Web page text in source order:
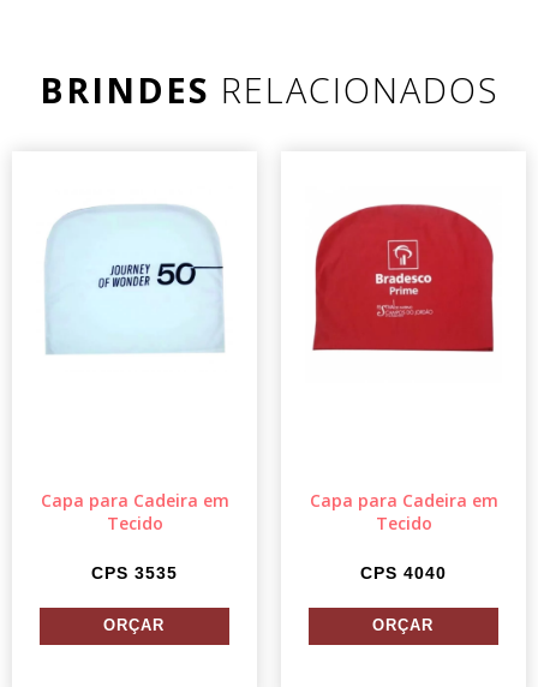
BRINDES RELACIONADOS
Capa para Cadeira em
Tecido
CPS 3535
Capa para Cadeira em
Tecido
CPS 4040